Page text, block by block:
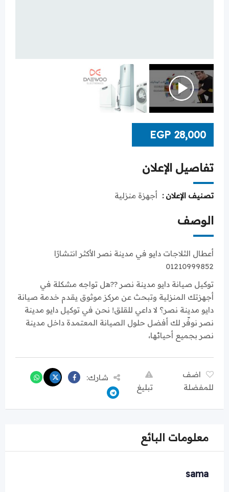
EGP 28,000
تفاصيل الإعلان
تصنيف الإعلان : أجهزة منزلية
الوصف
أعطال الثلاجات دايو في مدينة نصر الأكثر انتشارًا
01210999852
توكيل صيانة دايو مدينة نصر ?️?هل تواجه مشكلة في
أجهزتك المنزلية وتبحث عن مركز موثوق يقدم خدمة صيانة
دايو مدينة نصر؟ لا داعي للقلق! نحن في توكيل دايو مدينة
نصر نوفّر لك أفضل حلول الصيانة المعتمدة داخل مدينة
نصر بجميع أحيائها،
اضف
للمفضلة
تبليغ
شارك:
معلومات البائع
sama